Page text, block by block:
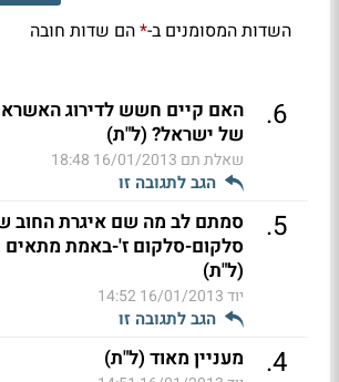
השדות המסומנים ב-*הם שדות חובה
6
.
האם קיים חשש לדירוג
של ישראל? (ל"ת)
שאלת תם 16/01/2013 18:48
הגב לתגובה זו
5
.
סמתם לב מה שם איגרת החוב
סלקום-סלקום ז'-באמת מתאים
(ל"ת)
יוד16/01/2013 14:52
הגב לתגובה זו
4
. מעניין מאוד (ל"ת)